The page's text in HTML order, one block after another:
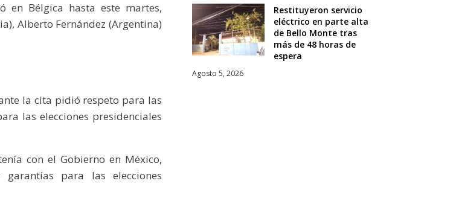
en Bélgica hasta este martes,
Alberto Fernández (Argentina)
la cita pidió respeto para las
las elecciones presidenciales
con el Gobierno en México,
garantías para las elecciones
Restituyeron servicio
eléctrico en parte alta
de Bello Monte tras
más de 48 horas de
espera
Agosto 5, 2026